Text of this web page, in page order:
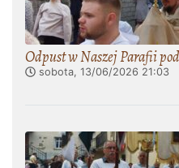
Odpust w Naszej Parafii
sobota, 13/06/2026 21:03